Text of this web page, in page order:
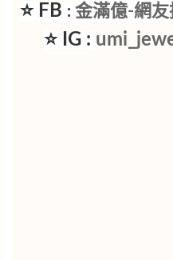
⭐ FB :金滿億-網
⭐ IG :